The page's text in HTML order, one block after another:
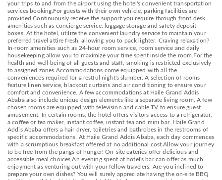
your trips to and from the airport using the hotel's convenient transportation
services booking.For guests with their own vehicle, parking facilities are
provided.Continuously receive the support you require through front desk
amenities such as concierge service, luggage storage and safety deposit
boxes. At the hotel, utilize the convenient laundry service to maintain your
preferred travel attire fresh, allowing you to pack lighter. Craving relaxation?
In-room amenities such as 24-hour room service, room service and daily
housekeeping allow you to maximize your time spent inside the room.For the
health and well-being of all guests and staff, smoking is restricted exclusively
to assigned zones.Accommodations come equipped with all the
conveniences required for a restful night's slumber. A selection of rooms
feature linen service, blackout curtains and air conditioning to ensure your
comfort and convenience. A few accommodations at Haile Grand Addis
Ababa also include unique design elements like a separate living room. A few
chosen rooms are equipped with television and cable TV to ensure guest
amusement. In certain rooms, the hotel offers visitors access to a refrigerator,
a coffee or tea maker, instant coffee, instant tea and mini bar. Haile Grand
Addis Ababa offers a hair dryer, toiletries and bathrobes in the restrooms of
specific accommodations. At Haile Grand Addis Ababa, each day commences
with a scrumptious breakfast offered at no additional cost.Allow your journey
to be free from the pangs of hunger! On-site eateries offer delicious and
accessible meal choices.An evening spent at hotel's bar can offer as much
enjoyment as venturing out with your fellow travelers. Are you inclined to
prepare your own dishes? You will surely appreciate having the on-site BBQ